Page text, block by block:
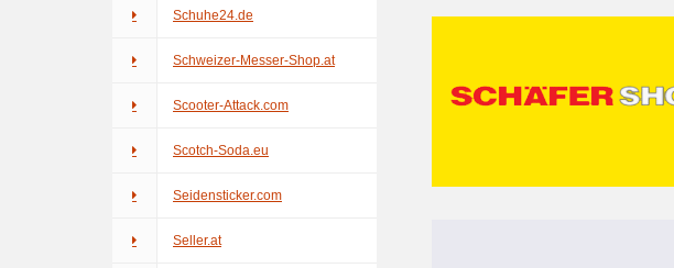
Schuhe24.de
Schweizer-Messer-Shop.at
Scooter-Attack.com
Scotch-Soda.eu
Seidensticker.com
Seller.at